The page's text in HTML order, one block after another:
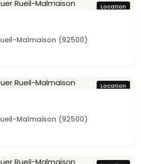
Location
Malmaison (92500)
Location
Malmaison (92500)